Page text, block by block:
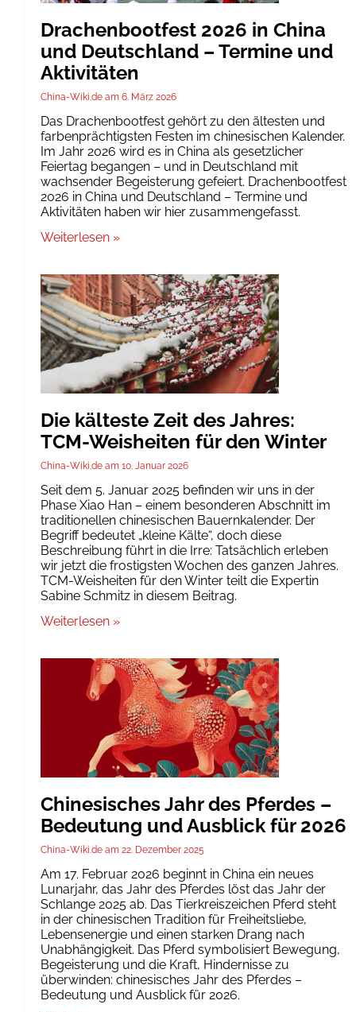
Drachenbootfest 2026 in China
und Deutschland – Termine und
Aktivitäten
China-Wiki.de 6. März 2026
Das Drachenbootfest gehört zu den ältesten und
farbenprächtigsten Festen im chinesischen Kalender.
Im Jahr 2026 wird es in China als gesetzlicher
Feiertag begangen – und in Deutschland mit
wachsender Begeisterung gefeiert. Drachenbootfest
2026 in China und Deutschland – Termine und
Aktivitäten haben wir hier zusammengefasst.
Weiterlesen »
Die kälteste Zeit des Jahres:
TCM-Weisheiten für den Winter
China-Wiki.de 10. Januar 2026
Seit dem 5. Januar 2025 befinden wir uns in der
Phase Xiao Han – einem besonderen Abschnitt im
traditionellen chinesischen Bauernkalender. Der
Begriff bedeutet „kleine Kälte“, doch diese
Beschreibung führt in die Irre: Tatsächlich erleben
wir jetzt die frostigsten Wochen des ganzen Jahres.
TCM-Weisheiten für den Winter teilt die Expertin
Sabine Schmitz in diesem Beitrag.
Weiterlesen »
Chinesisches Jahr des Pferdes –
Bedeutung und Ausblick für 2026
China-Wiki.de 22. Dezember 2025
Am 17. Februar 2026 beginnt in China ein neues
Lunarjahr, das Jahr des Pferdes löst das Jahr der
Schlange 2025 ab. Das Tierkreiszeichen Pferd steht
in der chinesischen Tradition für Freiheitsliebe,
Lebensenergie und einen starken Drang nach
Unabhängigkeit. Das Pferd symbolisiert Bewegung,
Begeisterung und die Kraft, Hindernisse zu
überwinden: chinesisches Jahr des Pferdes –
Bedeutung und Ausblick für 2026.